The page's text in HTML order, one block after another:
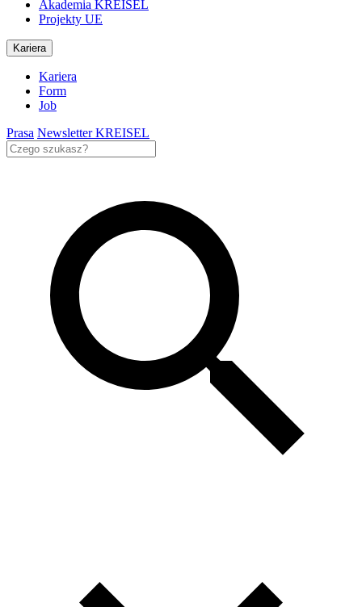
Akademia KREISEL
Projekty UE
Kariera
Kariera
Form
Job
Prasa Newsletter KREISEL